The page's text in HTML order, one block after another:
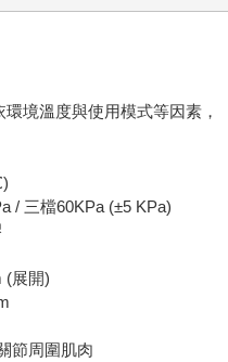
境溫度與使用模式等因素，
/ 三檔60KPa (±5 KPa)
(展開)
節周圍肌肉